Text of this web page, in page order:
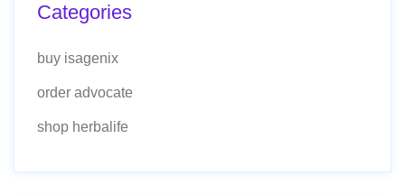
Categories
buy isagenix
order advocate
shop herbalife